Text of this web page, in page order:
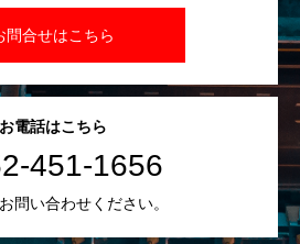
問合せはこちら
お電話はこちら
451-1656
問い合わせください。